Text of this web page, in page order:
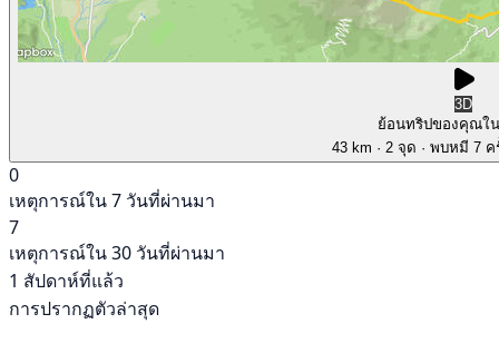
3D
ย้อนทริปของคุณใ
43 km · 2 จุด · พบหมี 7
0
เหตุการณ์ใน 7 วันที่ผ่านมา
7
เหตุการณ์ใน 30 วันที่ผ่านมา
1 สัปดาห์ที่แล้ว
การปรากฏตัวล่าสุด